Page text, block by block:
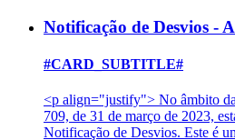
Notificação de Desvios -
#CARD_SUBTITLE#
<p align="justify"> No âmbito
709, de 31 de março de 2023,
Notificação de Desvios. Este é